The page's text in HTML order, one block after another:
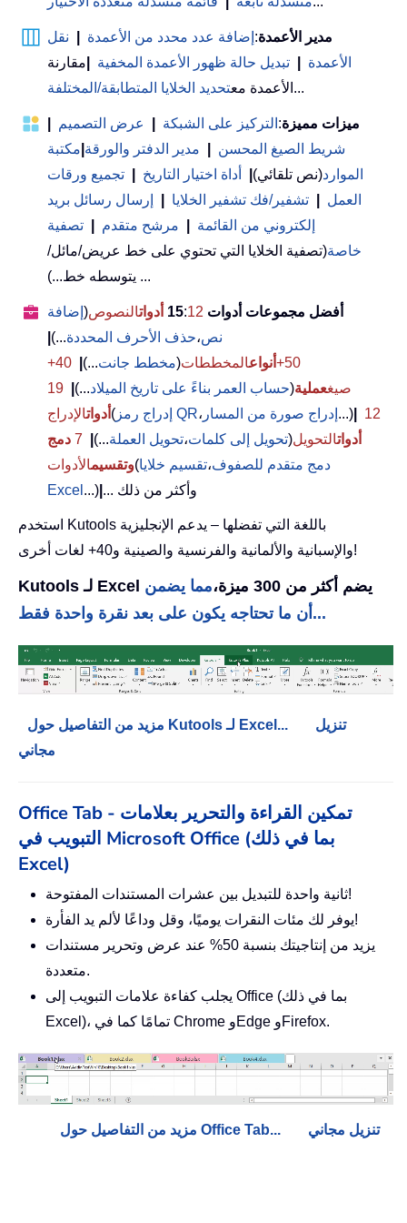
مدير الأعمدة: إضافة عدد محدد من الأعمدة
نقل
الأعمدة
تبديل حالة ظهور الأعمدة المخفية
مقارنة
الأعمدة معتحديد الخلايا المتطابقة/المختلفة ...
ميزات مميزة: التركيز على الشبكة عرض التصميم
شريط الصيغ المحسن
مدير الدفتر والورقة مكتبة
الموارد(نص تلقائي) أداة اختيار التاريخ
تجميع ورقات
العمل
تشفير/فك تشفير الخلايا
إرسال رسائل بريد
إلكتروني من القائمة
مرشح متقدم
تصفية
خاصة(تصفية الخلايا التي تحتوي على خط عريض/مائل/
يتوسطه خط...) ...
أفضل مجموعات أدوات 15 :12 أدواتالنصوص( إضافة
نص،حذف الأحرف المحددة...)
50+
أنواعالمخططات(مخطط جانت...)
40+
صيغعملية(حساب العمر بناءً على تاريخ الميلاد...)
19
أدواتالإدراج ( إدراج رمز QR، إدراج صورة من المسار ...)
12
أدواتالتحويل(تحويل إلى كلمات،تحويل العملة...)
7 دمج
وتقسيمالأدوات ( دمج متقدم للصفوف،تقسيم خلايا
Excel ...) ... وأكثر من ذلك
استخدم Kutools باللغة التي تفضلها – يدعم الإنجليزية
والإسبانية والألمانية والفرنسية والصينية و40+ لغات أخرى!
Kutools لـ Excel يضم أكثر من 300 ميزة،
مما يضمن
أن ما تحتاجه يكون على بعد نقرة واحدة فقط...
مزيد من التفاصيل حول Kutools لـ Excel...
تنزيل
مجاني
Office Tab - تمكين القراءة والتحرير بعلامات
التبويب في Microsoft Office (بما في ذلك
Excel)
ثانية واحدة للتبديل بين عشرات المستندات المفتوحة!
يوفر لك مئات النقرات يوميًا، وقل وداعًا لألم يد الفأرة!
يزيد من إنتاجيتك بنسبة 50% عند عرض وتحرير مستندات
متعددة.
يجلب كفاءة علامات التبويب إلى Office (بما في ذلك
Excel)، تمامًا كما في Chrome وEdge وFirefox.
مزيد من التفاصيل حول Office Tab... تنزيل مجاني